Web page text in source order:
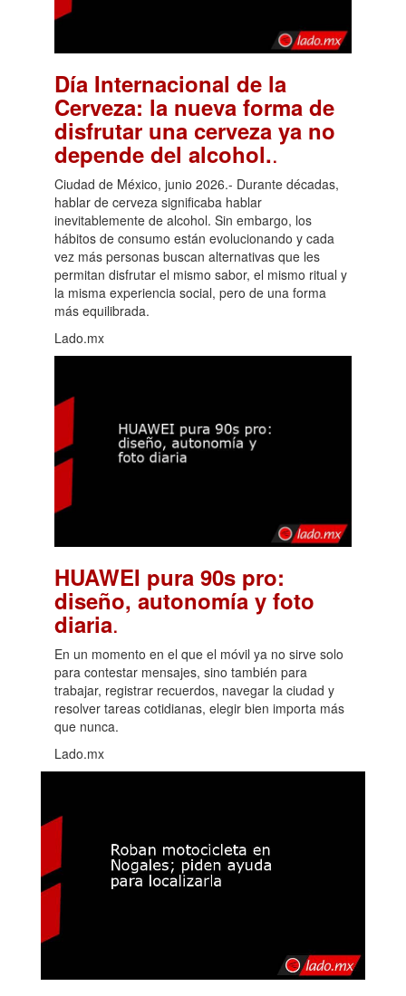
Día Internacional de la
Cerveza: la nueva forma de
disfrutar una cerveza ya no
depende del alcohol..
Ciudad de México, junio 2026.- Durante décadas,
hablar de cerveza significaba hablar
inevitablemente de alcohol. Sin embargo, los
hábitos de consumo están evolucionando y cada
vez más personas buscan alternativas que les
permitan disfrutar el mismo sabor, el mismo ritual y
la misma experiencia social, pero de una forma
más equilibrada.
Lado.mx
HUAWEI pura 90s pro:
diseño, autonomía y foto
diaria.
En un momento en el que el móvil ya no sirve solo
para contestar mensajes, sino también para
trabajar, registrar recuerdos, navegar la ciudad y
resolver tareas cotidianas, elegir bien importa más
que nunca.
Lado.mx